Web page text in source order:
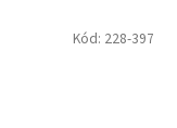
Kód: 228-397